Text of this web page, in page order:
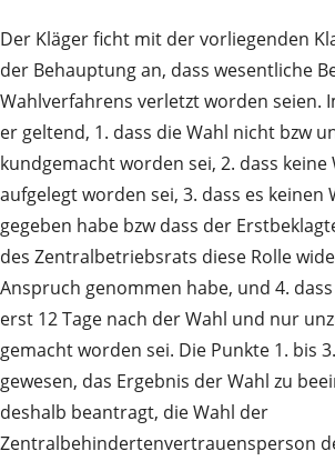
Der Kläger ficht mit der vorliegenden
der Behauptung an, dass wesentliche
Wahlverfahrens verletzt worden seien.
er geltend, 1. dass die Wahl nicht bzw
kundgemacht worden sei, 2. dass keine
aufgelegt worden sei, 3. dass es keinen
gegeben habe bzw dass der
des Zentralbetriebsrats diese Rolle
Anspruch genommen habe, und 4.
erst 12 Tage nach der Wahl und nur
gemacht worden sei. Die Punkte 1. bis
gewesen, das Ergebnis der Wahl zu
deshalb beantragt, die Wahl der
Zentralbehindertenvertrauensperson